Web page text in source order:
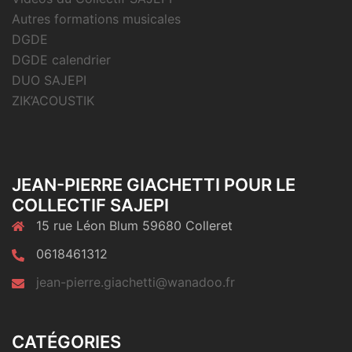
Autres formations musicales
DGDE
DGDE calendrier
DUO SAJEPI
ZIK’ACOUSTIK
JEAN-PIERRE GIACHETTI POUR LE
COLLECTIF SAJEPI
15 rue Léon Blum 59680 Colleret
0618461312
jean-pierre.giachetti@wanadoo.fr
CATÉGORIES